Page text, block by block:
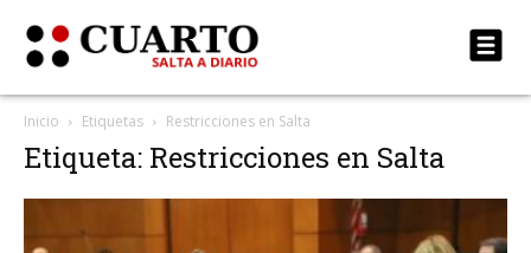
Inicio Etiquetas Restricciones en Salta
Etiqueta: Restricciones en Salta